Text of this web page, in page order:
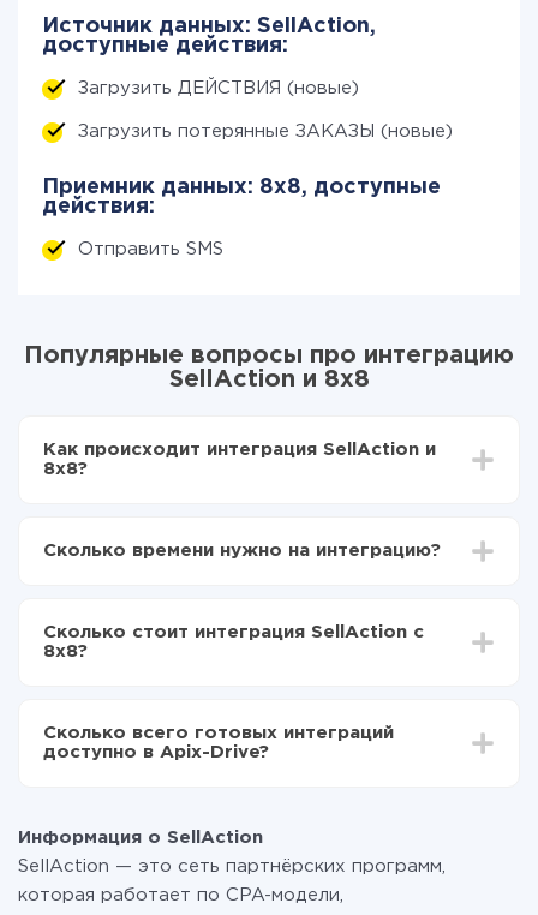
Источник данных: SellAction,
доступные действия:
Загрузить ДЕЙСТВИЯ (новые)
Загрузить потерянные ЗАКАЗЫ (новые)
Приемник данных: 8x8, доступные
действия:
Отправить SMS
Популярные вопросы про интеграцию
SellAction и 8x8
Как происходит интеграция SellAction и
8x8?
Выбираете какие данные передавать из
Теперь данные будут автоматически
передаваться из SellAction в 8x8
Сколько времени нужно на интеграцию?
отличаться и составлять от 5-ти до 30-минут. В
среднем настройка занимает 10-15 минут.
Сколько стоит интеграция SellAction с
8x8?
функционал. Вы оплачиваете только количество
данных, которые по факту передаются из одной
перейти на платный, при необходимости. Подробнее
отарифах
Сколько всего готовых интеграций
доступно в Apix-Drive?
Информация о SellAction
SellAction — это сеть партнёрских программ,
которая работает по CPA-модели,